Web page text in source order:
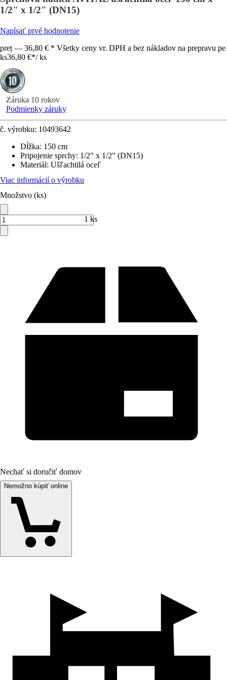
1/2" x 1/2" (DN15)
Napísať prvé hodnotenie
preț — 36,80 € * Všetky ceny vr. DPH a bez nákladov na prepravu pe
ks36,80 €*/ ks
Záruka 10 rokov
Podmienky záruky
č. výrobku: 10493642
Dĺžka: 150 cm
Pripojenie sprchy: 1/2" x 1/2" (DN15)
Materiál: Ušľachtilá oceľ
Viac informácií o výrobku
Množstvo (ks)
1 ks
Nechať si doručiť domov
Nemožno kúpiť online